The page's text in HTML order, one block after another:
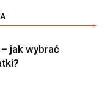
jak wybrać